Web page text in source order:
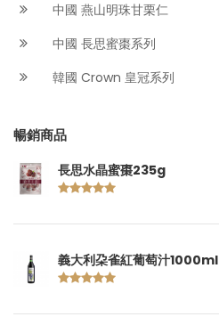
中國 燕山明珠甘栗仁
中國 長思蜜棗系列
韓國 Crown 皇冠系列
暢銷商品
長思水晶蜜棗235g
義大利朶雀紅葡萄汁1000ml